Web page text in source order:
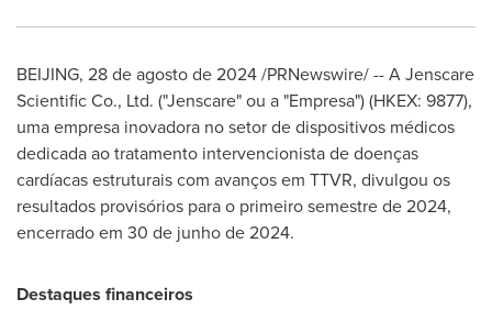
BEIJING, 28 de agosto de 2024/PRNewswire/ -- A Jenscare
Scientific Co., Ltd. ("Jenscare" ou a "Empresa") (HKEX: 9877),
uma empresa inovadora no setor de dispositivos médicos
dedicada ao tratamento intervencionista de doenças
cardíacas estruturais com avanços em TTVR, divulgou os
resultados provisórios para o primeiro semestre de 2024,
encerrado em 30 de junho de 2024.
Destaques financeiros